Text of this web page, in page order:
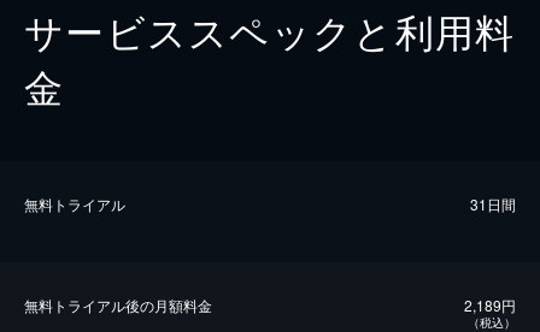
サービススペックと利用料
金
無料トライアル 31日間
無料トライアル後の⽉額料金 2,189円
（税込）